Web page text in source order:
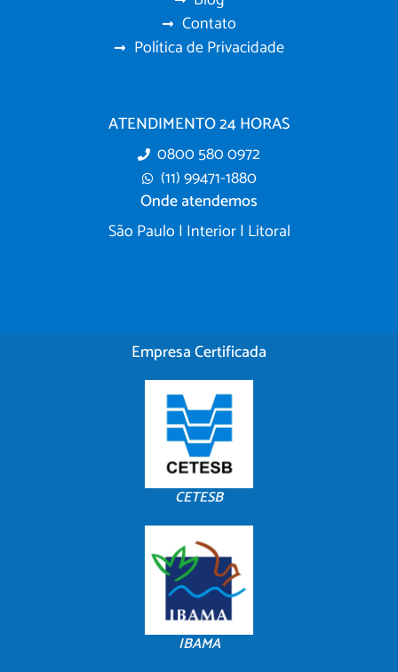
Contato
Política de Privacidade
ATENDIMENTO 24 HORAS
0800 580 0972
(11) 99471-1880
Onde atendemos
São Paulo | Interior | Litoral
Empresa Certificada
CETESB
IBAMA